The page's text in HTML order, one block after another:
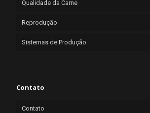
Qualidade da Carne
Reprodução
Sistemas de Produção
Contato
Contato